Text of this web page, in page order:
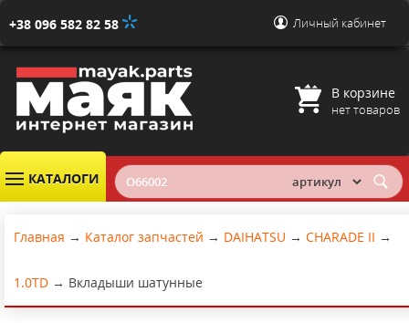
+38 096 582 82 58 Личный кабинет
В корзине
нет товаров
КАТАЛОГИ
Главная → Каталог запчастей → DAIHATSU → CHARADE II →
1.0TD → Вкладыши шатунные